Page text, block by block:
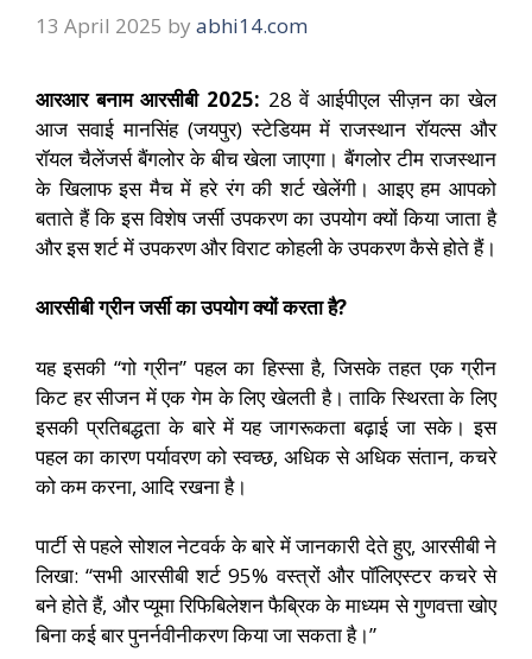
13 April 2025 by abhi14.com
आरआर बनाम आरसीबी 2025: 28 वें आईपीएल सीज़न का खेल
आज सवाई मानसिंह (जयपुर) स्टेडियम में राजस्थान रॉयल्स और
रॉयल चैलेंजर्स बैंगलोर के बीच खेला जाएगा। बैंगलोर टीम राजस्थान
के खिलाफ इस मैच में हरे रंग की शर्ट खेलेंगी। आइए हम आपको
बताते हैं कि इस विशेष जर्सी उपकरण का उपयोग क्यों किया जाता है
और इस शर्ट में उपकरण और विराट कोहली के उपकरण कैसे होते हैं।
आरसीबी ग्रीन जर्सी का उपयोग क्यों करता है?
यह इसकी “गो ग्रीन” पहल का हिस्सा है, जिसके तहत एक ग्रीन
किट हर सीजन में एक गेम के लिए खेलती है। ताकि स्थिरता के लिए
इसकी प्रतिबद्धता के बारे में यह जागरूकता बढ़ाई जा सके। इस
पहल का कारण पर्यावरण को स्वच्छ, अधिक से अधिक संतान, कचरे
को कम करना, आदि रखना है।
पार्टी से पहले सोशल नेटवर्क के बारे में जानकारी देते हुए, आरसीबी ने
लिखा: “सभी आरसीबी शर्ट 95% वस्त्रों और पॉलिएस्टर कचरे से
बने होते हैं, और प्यूमा रिफिबिलेशन फैब्रिक के माध्यम से गुणवत्ता खोए
बिना कई बार पुनर्नवीनीकरण किया जा सकता है।”